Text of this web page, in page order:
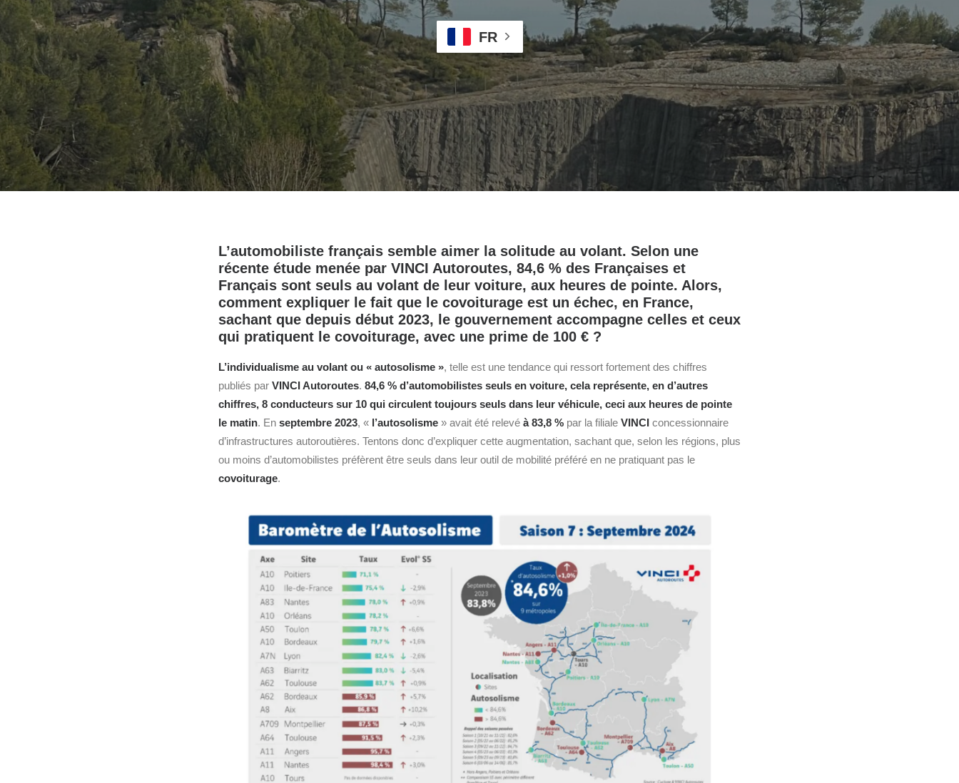
FR
L’automobiliste français semble aimer la solitude au volant. Selon une
récente étude menée par VINCI Autoroutes, 84,6 % des Françaises et
Français sont seuls au volant de leur voiture, aux heures de pointe. Alors,
comment expliquer le fait que le covoiturage est un échec, en France,
sachant que depuis début 2023, le gouvernement accompagne celles et ceux
qui pratiquent le covoiturage, avec une prime de 100 € ?
L’individualisme au volant ou « autosolisme », telle est une tendance qui ressort fortement des chiffres
publiés par VINCI Autoroutes. 84,6 % d’automobilistes seuls en voiture, cela représente, en d’autres
chiffres, 8 conducteurs sur 10 qui circulent toujours seuls dans leur véhicule, ceci aux heures de pointe
le matin. En septembre 2023, « l’autosolisme » avait été relevé à 83,8 % par la filiale VINCI concessionnaire
d’infrastructures autoroutières. Tentons donc d’expliquer cette augmentation, sachant que, selon les régions, plus
ou moins d’automobilistes préfèrent être seuls dans leur outil de mobilité préféré en ne pratiquant pas le
covoiturage.